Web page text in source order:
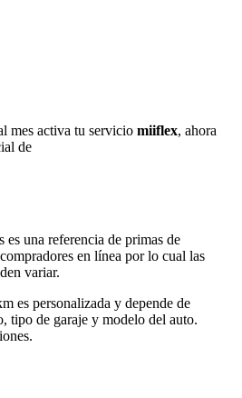
mes activa tu servicio miiflex, ahora
de
una referencia de primas de
en línea por lo cual las
variar.
es personalizada y depende de
tipo de garaje y modelo del auto.